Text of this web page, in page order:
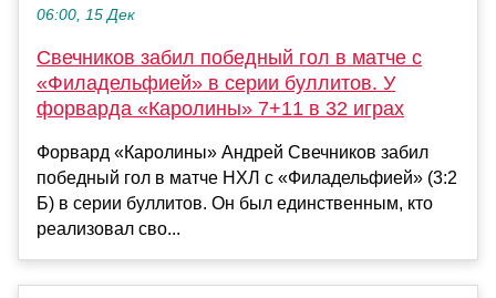
06:00, 15 Дек
Свечников забил победный гол в матче с
«Филадельфией» в серии буллитов. У
форварда «Каролины» 7+11 в 32 играх
Форвард «Каролины» Андрей Свечников забил
победный гол в матче НХЛ с «Филадельфией» (3:2
Б) в серии буллитов. Он был единственным, кто
реализовал сво...